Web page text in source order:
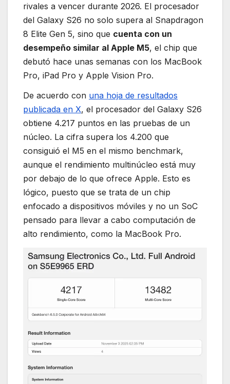
rivales a vencer durante 2026. El procesador
del Galaxy S26 no solo supera al Snapdragon
8 Elite Gen 5, sino que cuenta con un
desempeño similar al Apple M5, el chip que
debutó hace unas semanas con los MacBook
Pro, iPad Pro y Apple Vision Pro.
De acuerdo con una hoja de resultados
publicada en X, el procesador del Galaxy S26
obtiene 4.217 puntos en las pruebas de un
núcleo. La cifra supera los 4.200 que
consiguió el M5 en el mismo benchmark,
aunque el rendimiento multinúcleo está muy
por debajo de lo que ofrece Apple. Esto es
lógico, puesto que se trata de un chip
enfocado a dispositivos móviles y no un SoC
pensado para llevar a cabo computación de
alto rendimiento, como la MacBook Pro.